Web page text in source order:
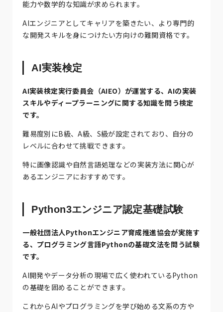
能力や数学的な知識が求められます。
AIエンジニアとしてキャリアを築きたい、より専門的
な開発スキルを身につけたい方向けの難関資格です。
AI実装検定
AI実装検定実行委員会（AIEO）が運営する、AIの実装
スキルやディープラーニングに関する知識を問う検定
です。
難易度別にB級、A級、S級が設定されており、自分の
レベルに合わせて挑戦できます。
特に画像認識や自然言語処理などの実装方法に関心が
あるエンジニアにおすすめです。
Python3エンジニア認定基礎試験
一般社団法人Pythonエンジニア育成推進協会が実施す
る、プログラミング言語Pythonの基礎文法を問う試験
です。
AI開発やデータ分析の現場で広く使われているPython
の基礎を固めることができます。
これからAIやプログラミングを学び始める文系の方や